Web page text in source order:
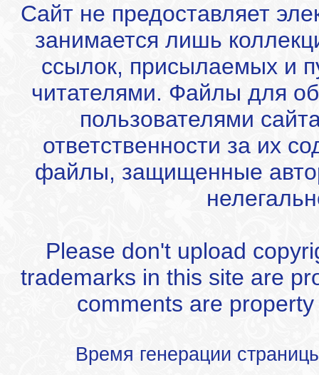
Сайт не предоставляет
занимается лишь
ссылок, присылаемых и
читателями. Файлы для
пользователями
ответственности за их
файлы, защищенные
Please don't upload
trademarks in this site are
comments are
Время генерации